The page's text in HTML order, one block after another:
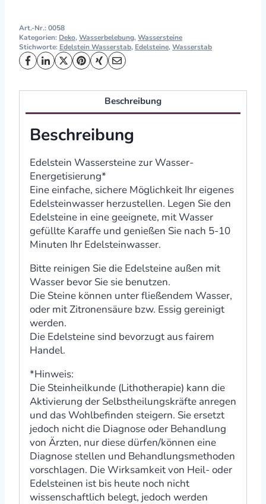
Art.-Nr.:0058
Kategorien: Deko,Wasserbelebung,Wassersteine
Stichworte: Edelstein Wasserstab, Edelsteine,Wasserstab
Beschreibung
Beschreibung
Edelstein Wassersteine zur Wasser-
Energetisierung*
Eine einfache, sichere Möglichkeit Ihr eigenes
Edelsteinwasser herzustellen. Legen Sie den
Edelsteine in eine geeignete, mit Wasser
gefüllte Karaffe und genießen Sie nach 5-10
Minuten Ihr Edelsteinwasser.
Bitte reinigen Sie die Edelsteine außen mit
Wasser bevor Sie sie benutzen.
Die Steine können unter fließendem Wasser,
oder mit Zitronensäure bzw. Essig gereinigt
werden.
Die Edelsteine sind bevorzugt aus fairem
Handel.
*Hinweis:
Die Steinheilkunde (Lithotherapie) kann die
Aktivierung der Selbstheilungskräfte anregen
und das Wohlbefinden steigern. Sie ersetzt
jedoch nicht die Diagnose oder Behandlung
von Ärzten, nur diese dürfen/können eine
Diagnose stellen und Behandlungsmethoden
vorschlagen. Die Wirksamkeit von Heil- oder
Edelsteinen ist bis heute noch nicht
wissenschaftlich belegt, jedoch werden